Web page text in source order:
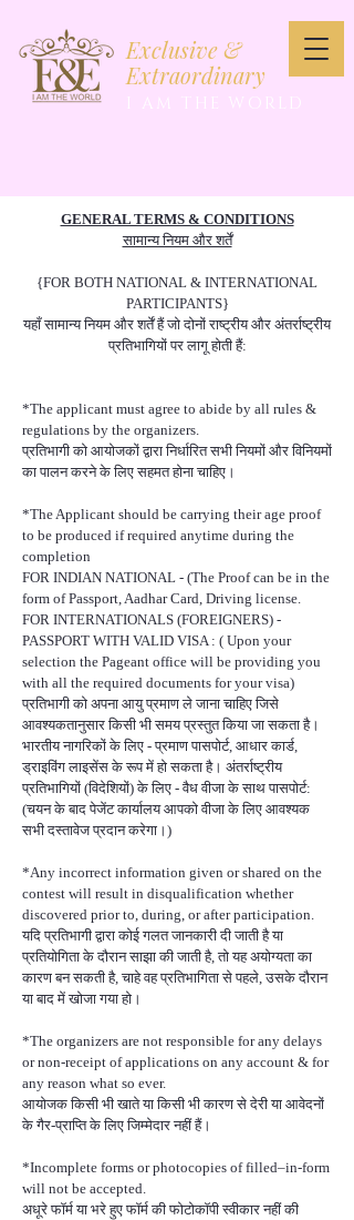
Exclusive &
Extraordinary
I AM THE WORLD
GENERAL TERMS & CONDITIONS
सामान्य नियम और शर्तें
{FOR BOTH NATIONAL & INTERNATIONAL
PARTICIPANTS}
यहाँ सामान्य नियम और शर्तें हैं जो दोनों राष्ट्रीय और अंतर्राष्ट्रीय
प्रतिभागियों पर लागू होती हैं:
*The applicant must agree to abide by all rules &
regulations by the organizers.
प्रतिभागी को आयोजकों द्वारा निर्धारित सभी नियमों और विनियमों
का पालन करने के लिए सहमत होना चाहिए।
*The Applicant should be carrying their age proof
to be produced if required anytime during the
completion
FOR INDIAN NATIONAL - (The Proof can be in the
form of Passport, Aadhar Card, Driving license.
FOR INTERNATIONALS (FOREIGNERS) -
PASSPORT WITH VALID VISA : ( Upon your
selection the Pageant office will be providing you
with all the required documents for your visa)
प्रतिभागी को अपना आयु प्रमाण ले जाना चाहिए जिसे
आवश्यकतानुसार किसी भी समय प्रस्तुत किया जा सकता है।
भारतीय नागरिकों के लिए - प्रमाण पासपोर्ट, आधार कार्ड,
ड्राइविंग लाइसेंस के रूप में हो सकता है। अंतर्राष्ट्रीय
प्रतिभागियों (विदेशियों) के लिए - वैध वीजा के साथ पासपोर्ट:
(चयन के बाद पेजेंट कार्यालय आपको वीजा के लिए आवश्यक
सभी दस्तावेज प्रदान करेगा।)
*Any incorrect information given or shared on the
contest will result in disqualification whether
discovered prior to, during, or after participation.
यदि प्रतिभागी द्वारा कोई गलत जानकारी दी जाती है या
प्रतियोगिता के दौरान साझा की जाती है, तो यह अयोग्यता का
कारण बन सकती है, चाहे वह प्रतिभागिता से पहले, उसके दौरान
या बाद में खोजा गया हो।
*The organizers are not responsible for any delays
or non-receipt of applications on any account & for
any reason what so ever.
आयोजक किसी भी खाते या किसी भी कारण से देरी या आवेदनों
के गैर-प्राप्ति के लिए जिम्मेदार नहीं हैं।
*Incomplete forms or photocopies of filled–in-form
will not be accepted.
अधूरे फॉर्म या भरे हुए फॉर्म की फोटोकॉपी स्वीकार नहीं की